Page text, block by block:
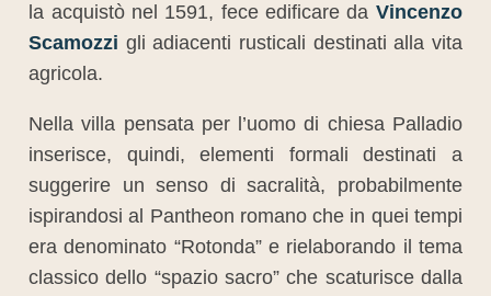
la acquistò nel 1591, fece edificare da Vincenzo
Scamozzi gli adiacenti rusticali destinati alla vita
agricola.
Nella villa pensata per l’uomo di chiesa Palladio
inserisce, quindi, elementi formali destinati a
suggerire un senso di sacralità, probabilmente
ispirandosi al Pantheon romano che in quei tempi
era denominato “Rotonda” e rielaborando il tema
classico dello “spazio sacro” che scaturisce dalla